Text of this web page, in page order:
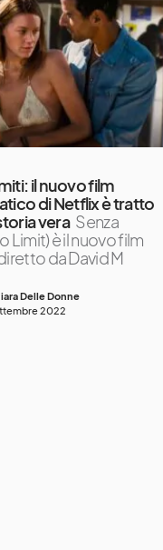
il nuovo film
di Netflix è tratto
vera Senza
Limit) è il nuovo film
da David M
Delle Donne
2022